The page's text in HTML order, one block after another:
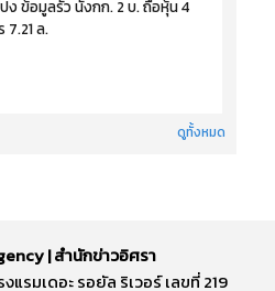
ข้อมูลรั่ว นั่งกก. 2 บ. ถือหุ้น 4
7.21 ล.
ดูทั้งหมด
| สำนักข่าวอิศรา
แรมเดอะ รอยัล ริเวอร์ เลขที่ 219